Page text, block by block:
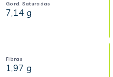
Gord. Saturadas
7,14 g
Fibras
1,97 g